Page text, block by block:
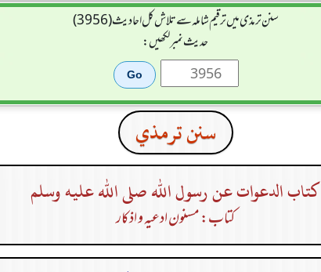
سنن ترمذی میں ترقیم شاملہ سے تلاش کل احادیث (3956)
حدیث نمبر لکھیں:
سنن ترمذي
كتاب الدعوات عن رسول الله صلى الله عليه وسلم
کتاب: مسنون ادعیہ و اذکار